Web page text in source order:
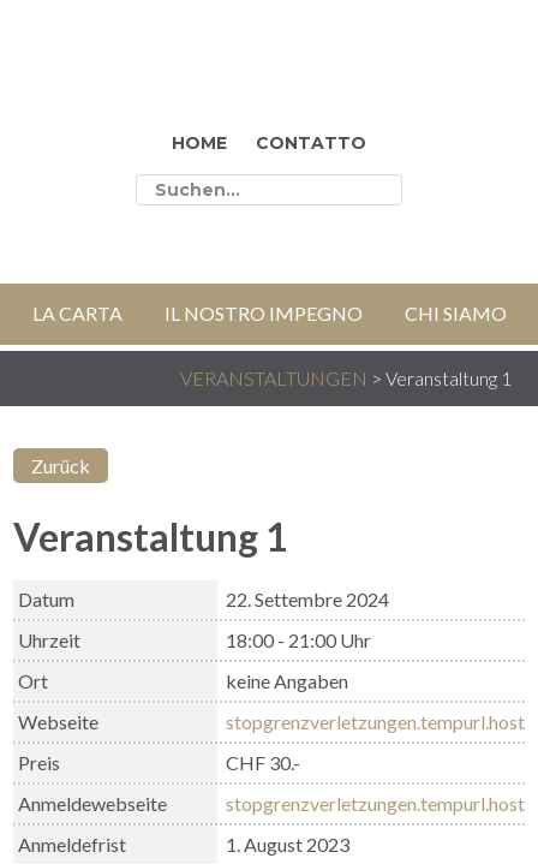
HOME CONTATTO
LA CARTA IL NOSTRO IMPEGNO CHI SIAMO
VERANSTALTUNGEN > Veranstaltung 1
Zurück
Veranstaltung 1
Datum
22. Settembre 2024
Uhrzeit
18:00 - 21:00 Uhr
Ort
keine Angaben
Webseite
stopgrenzverletzungen.tempurl.host
Preis
CHF 30.-
Anmeldewebseite
stopgrenzverletzungen.tempurl.host
Anmeldefrist
1. August 2023